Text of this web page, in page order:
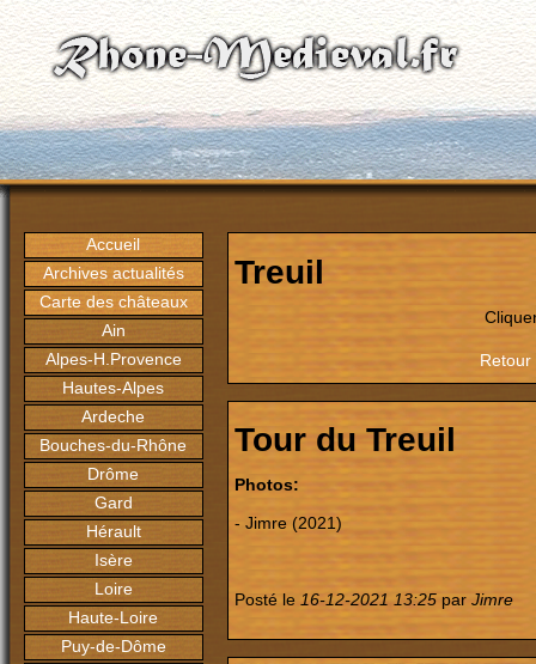
Accueil
Archives actualités
Carte des châteaux
Ain
Alpes-H.Provence
Hautes-Alpes
Ardeche
Bouches-du-Rhône
Drôme
Gard
Hérault
Isère
Loire
Haute-Loire
Puy-de-Dôme
Treuil
Tour du Treuil
Photos:
- Jimre (2021)
Posté le 16-12-2021 13:25 par Jimre